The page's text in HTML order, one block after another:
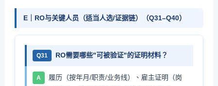
E｜RO与关键人员（适当人选/证据链）（Q31–Q40）
Q31 RO需要哪些"可被验证"的证明材料？
A
履历（按年月/职责/业务线）、雇主证明（岗